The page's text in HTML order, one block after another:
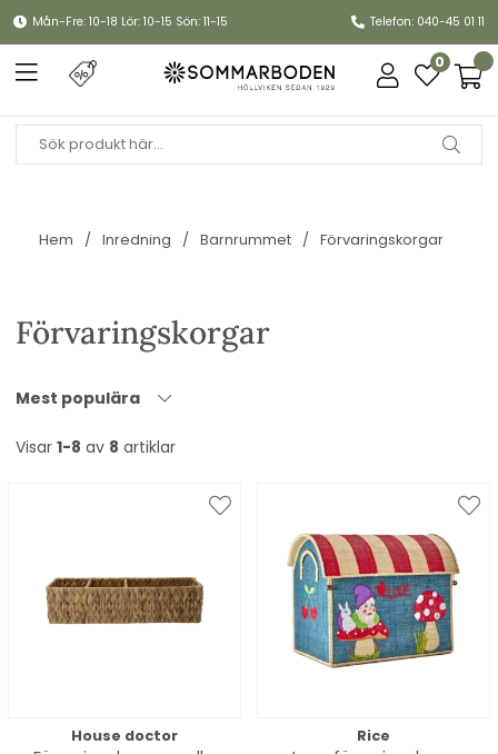
Mån-Fre: 10-18 Lör: 10-15 Sön: 11-15 Telefon: 040-45 01 11
0
Hem Inredning Barnrummet Förvaringskorgar
Förvaringskorgar
Mest populära
Visar 1-8 av 8 artiklar
House doctor Rice